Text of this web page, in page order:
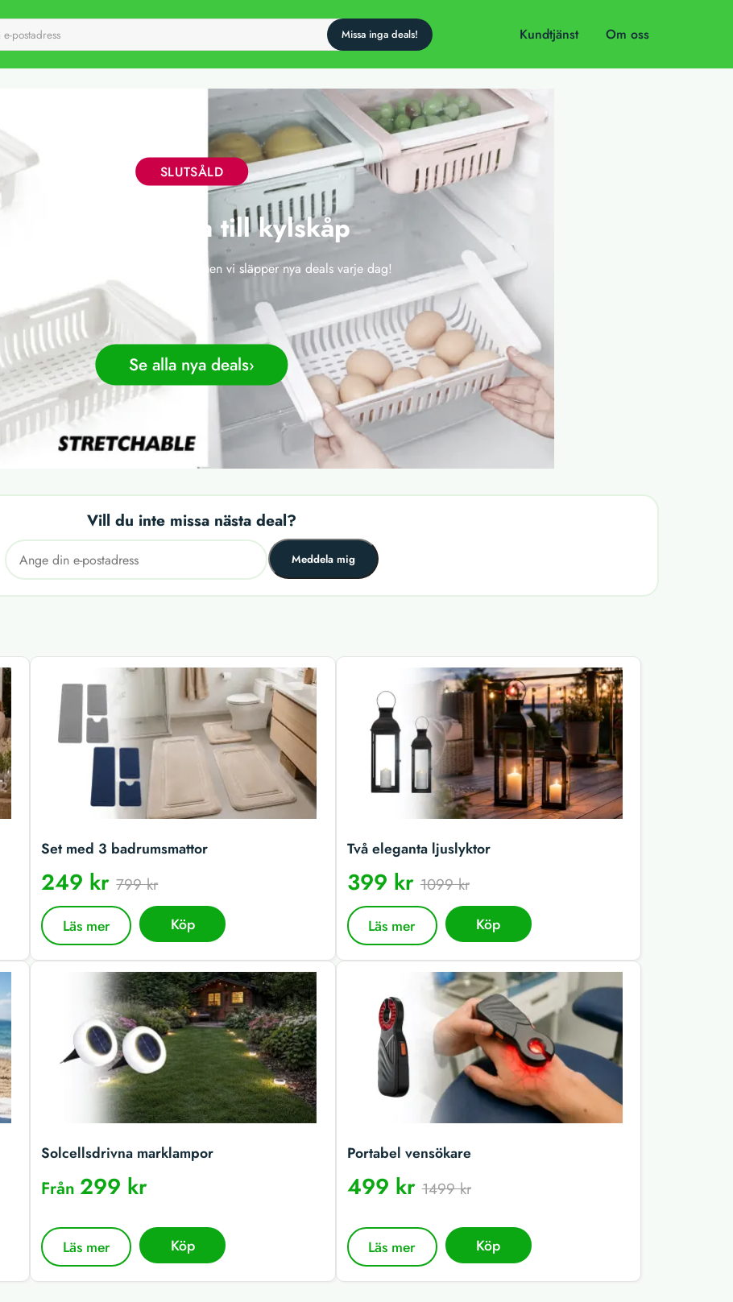
Kundtjänst Om oss
SLUTSÅLD
Förvaringslåda till kylskåp
Det här erbjudandet har tyvärr gått ut, men vi släpper nya deals varje dag!
Se alla nya deals
Vill du inte missa nästa deal?
Meddela mig
Set med 3 badrumsmattor
249 kr799 kr
Läs mer Köp
Två eleganta ljuslyktor
399 kr1099 kr
Läs mer Köp
Solcellsdrivna marklampor
Från299 kr
Läs mer Köp
Portabel vensökare
499 kr1499 kr
Läs mer Köp